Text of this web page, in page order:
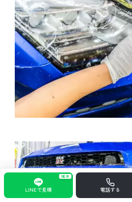
NEW
LINEで見積 電話する